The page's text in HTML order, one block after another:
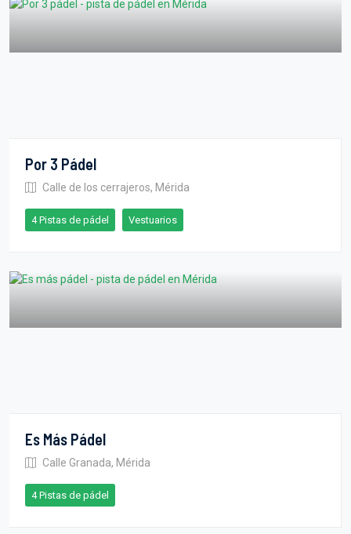
Por 3 Pádel
Calle de los cerrajeros, Mérida
4 Pistas de pádel Vestuarios
Es Más Pádel
Calle Granada, Mérida
4 Pistas de pádel